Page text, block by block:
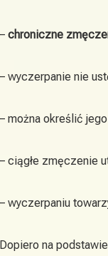
– chroniczne
– wyczerpanie nie
– można określić
– ciągłe zmęczenie
– wyczerpaniu
Dopiero na